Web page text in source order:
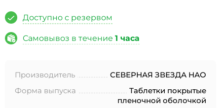
Доступно с резервом
Самовывоз в течение 1 часа
Производитель
СЕВЕРНАЯ ЗВЕЗДА НАО
Форма выпуска
Таблетки покрытые
пленочной оболочкой
соответствии с Федеральным законом от 27.07.2006 года
целей, определенных в Согласии на обработку
персональных данных *